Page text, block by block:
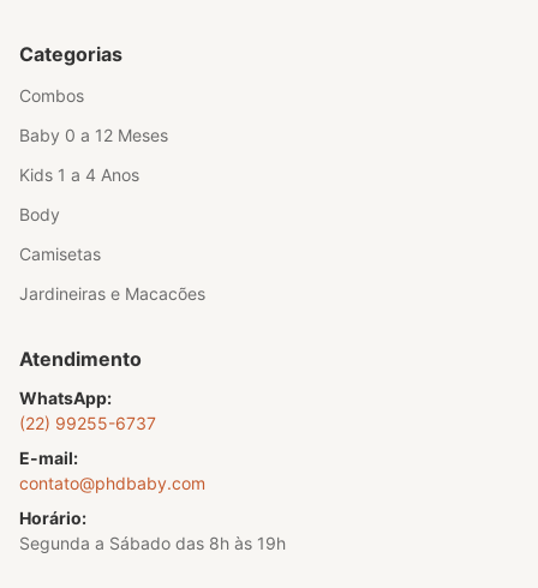
Categorias
Combos
Baby 0 a 12 Meses
Kids 1 a 4 Anos
Body
Camisetas
Jardineiras e Macacões
Atendimento
WhatsApp:
(22) 99255-6737
E-mail:
contato@phdbaby.com
Horário:
Segunda a Sábado das 8h às 19h